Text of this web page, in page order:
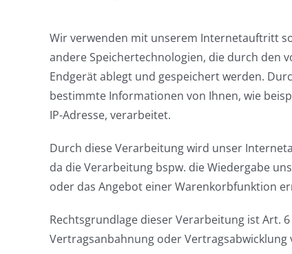
Wir verwenden mit unserem Internetauftritt
andere Speichertechnologien, die durch den
Endgerät ablegt und gespeichert werden.
bestimmte Informationen von Ihnen, wie
IP-Adresse, verarbeitet.
Durch diese Verarbeitung wird unser
da die Verarbeitung bspw. die Wiedergabe
oder das Angebot einer Warenkorbfunktion
Rechtsgrundlage dieser Verarbeitung ist Art.
Vertragsanbahnung oder